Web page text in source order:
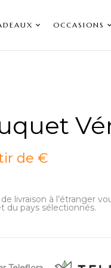
OCCASIONS
de €
de livraison à l’étranger
du pays sélectionnés.